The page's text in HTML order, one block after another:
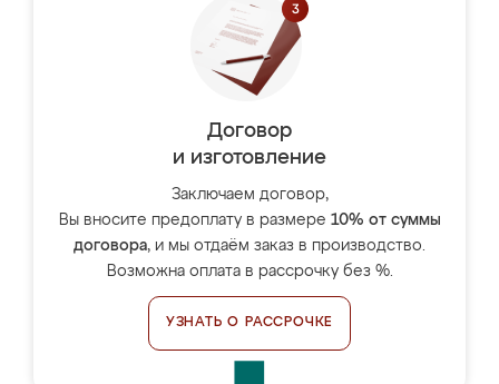
Договор
и изготовление
Заключаем договор,
Вы вносите предоплату в размере 10% от суммы
договора, и мы отдаём заказ в производство.
Возможна оплата в рассрочку без %.
УЗНАТЬ О РАССРОЧКЕ